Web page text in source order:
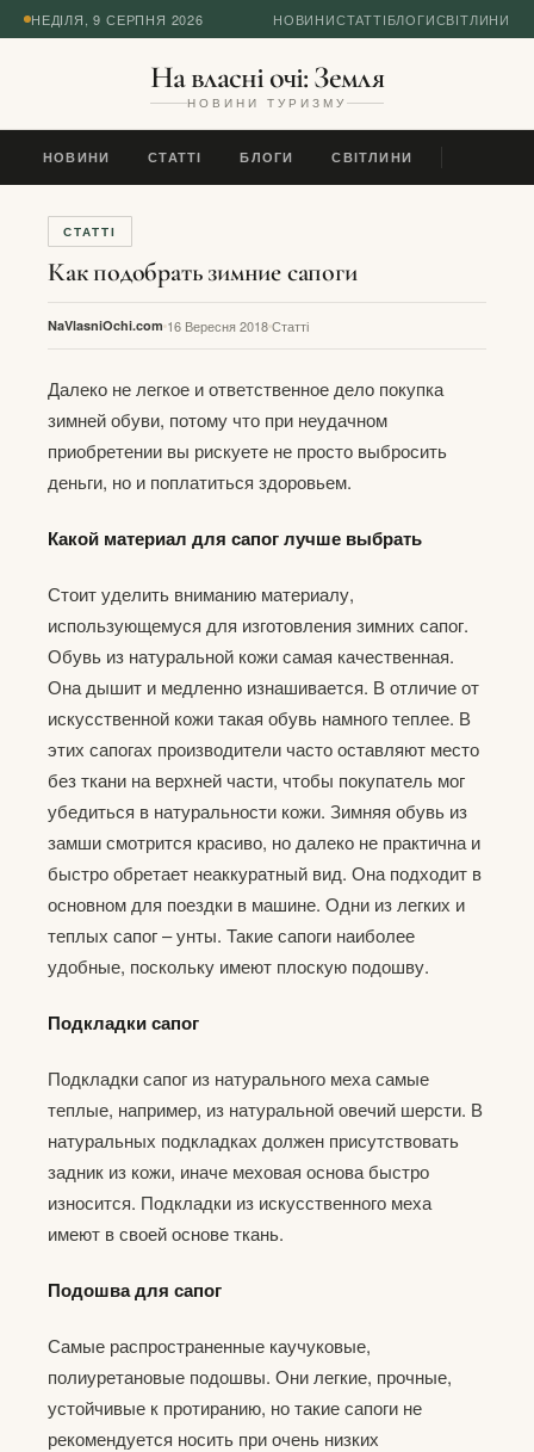
НЕДІЛЯ, 9 СЕРПНЯ 2026 НОВИНИСТАТТІБЛОГИСВІТЛИНИ
На власні очі: Земля
НОВИНИ ТУРИЗМУ
НОВИНИ СТАТТІ БЛОГИ СВІТЛИНИ
СТАТТІ
Как подобрать зимние сапоги
NaVlasniOchi.com 16 Вересня 2018Статті
Далеко не легкое и ответственное дело покупка
зимней обуви, потому что при неудачном
приобретении вы рискуете не просто выбросить
деньги, но и поплатиться здоровьем.
Какой материал для сапог лучше выбрать
Стоит уделить вниманию материалу,
использующемуся для изготовления зимних сапог.
Обувь из натуральной кожи самая качественная.
Она дышит и медленно изнашивается. В отличие от
искусственной кожи такая обувь намного теплее. В
этих сапогах производители часто оставляют место
без ткани на верхней части, чтобы покупатель мог
убедиться в натуральности кожи. Зимняя обувь из
замши смотрится красиво, но далеко не практична и
быстро обретает неаккуратный вид. Она подходит в
основном для поездки в машине. Одни из легких и
теплых сапог – унты. Такие сапоги наиболее
удобные, поскольку имеют плоскую подошву.
Подкладки сапог
Подкладки сапог из натурального меха самые
теплые, например, из натуральной овечий шерсти. В
натуральных подкладках должен присутствовать
задник из кожи, иначе меховая основа быстро
износится. Подкладки из искусственного меха
имеют в своей основе ткань.
Подошва для сапог
Самые распространенные каучуковые,
полиуретановые подошвы. Они легкие, прочные,
устойчивые к протиранию, но такие сапоги не
рекомендуется носить при очень низких